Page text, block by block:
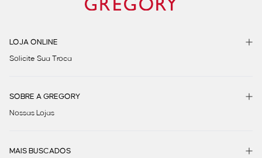
LOJA ONLINE
Solicite Sua Troca
SOBRE A GREGORY
Nossas Lojas
MAIS BUSCADOS